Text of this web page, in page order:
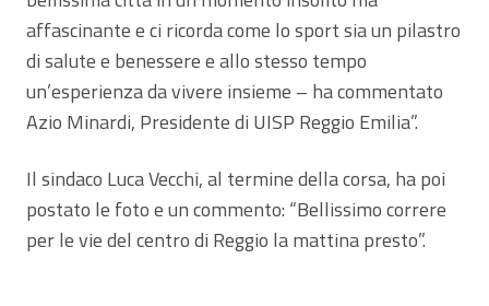
affascinante e ci ricorda come lo sport sia un pilastro
di salute e benessere e allo stesso tempo
un’esperienza da vivere insieme – ha commentato
Azio Minardi, Presidente di UISP Reggio Emilia”.
Il sindaco Luca Vecchi, al termine della corsa, ha poi
postato le foto e un commento: “Bellissimo correre
per le vie del centro di Reggio la mattina presto”.